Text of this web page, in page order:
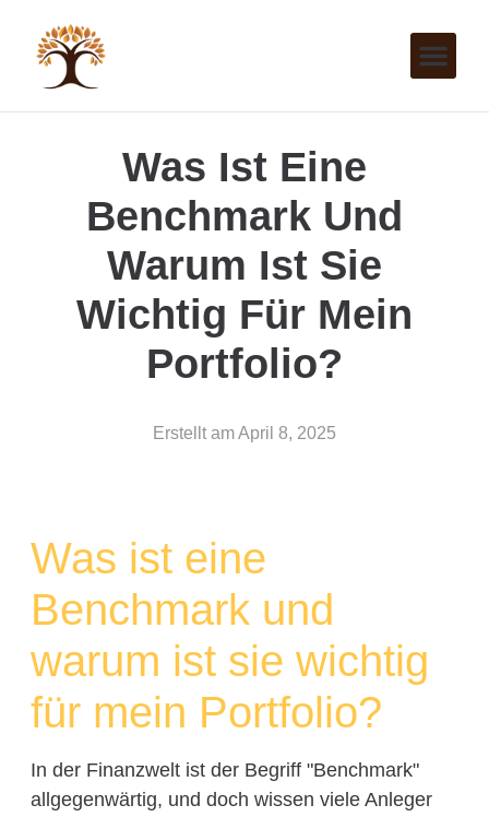
Was Ist Eine
Benchmark Und
Warum Ist Sie
Wichtig Für Mein
Portfolio?
Erstellt amApril 8, 2025
Was ist eine
Benchmark und
warum ist sie wichtig
für mein Portfolio?
In der Finanzwelt ist der Begriff "Benchmark"
allgegenwärtig, und doch wissen viele Anleger